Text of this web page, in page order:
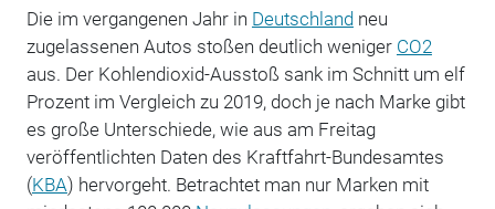
Die im vergangenen Jahr in Deutschlandneu
zugelassenen Autos stoßen deutlich weniger CO2
aus. Der Kohlendioxid-Ausstoß sank im Schnitt um elf
Prozent im Vergleich zu 2019, doch je nach Marke gibt
es große Unterschiede, wie aus am Freitag
veröffentlichten Daten des Kraftfahrt-Bundesamtes
(KBA) hervorgeht. Betrachtet man nur Marken mit